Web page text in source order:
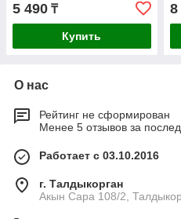
5 490 ₸
Купить
8
О нас
Рейтинг не сформирован
Менее 5 отзывов за
Работает с 03.10.2016
г. Талдыкорган
Акын Сара 108/2,